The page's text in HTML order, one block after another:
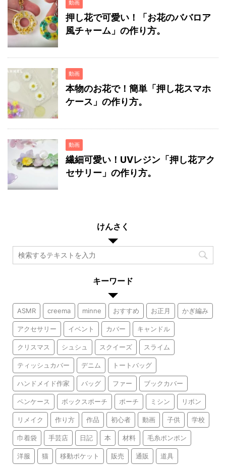
動画
押し花で可愛い！「お花のババロア
風チャーム」の作り方。
動画
本物のお花で！簡単「押し花スマホ
ケース」の作り方。
動画
繊細可愛い！UVレジン「押し花アク
セサリー」の作り方。
けんさく
キーワード
ASMR creema minne おすすめ お正月 かぎ編み
アクセサリー イベント カバー キャンドル
クリスマス シュシュ スクイーズ スライム
ティッシュカバー デニム トートバッグ
ハンドメイド作家 バッグ ファー ブックカバー
ペンケース ボックスポーチ ポーチ ミシン リボン
リメイク 作り方 作品 初心者 動画 子供 学校
巾着袋 手芸店 日記 本 材料 毛糸ポンポン
洋服 猫 移動ポケット 販売 通販 道具